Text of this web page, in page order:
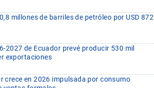
millones de barriles de petróleo por USD 872
2027 de Ecuador prevé producir 530 mil
exportaciones
crece en 2026 impulsada por consumo